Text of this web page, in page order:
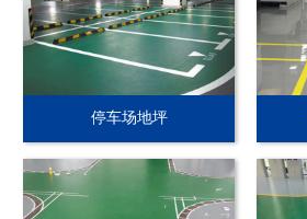
停车场地坪